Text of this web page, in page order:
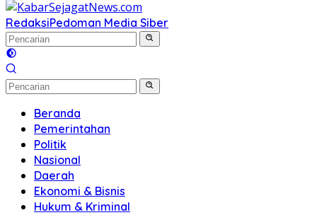
RedaksiPedoman Media Siber
Beranda
Pemerintahan
Politik
Nasional
Daerah
Ekonomi & Bisnis
Hukum & Kriminal